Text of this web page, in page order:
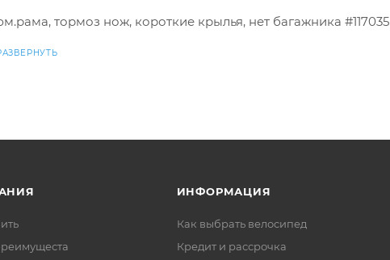
тормоз нож, короткие крылья, нет багажника #117035
ИНФОРМАЦИЯ
Как выбрать велосипед
Кредит и рассрочка